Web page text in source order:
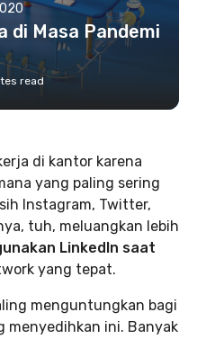
di Masa Pandemi
read
di kantor karena
yang paling sering
Instagram, Twitter,
tuh, meluangkan lebih
LinkedIn saat
yang tepat.
menguntungkan bagi
menyedihkan ini. Banyak